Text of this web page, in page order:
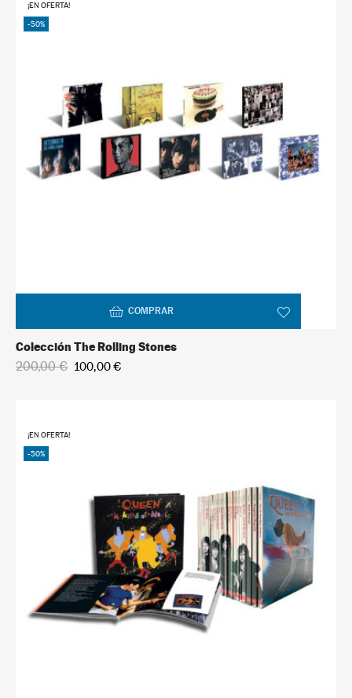
¡EN OFERTA!
-50%
COMPRAR
Colección The Rolling Stones
200,00 € 100,00 €
¡EN OFERTA!
-50%